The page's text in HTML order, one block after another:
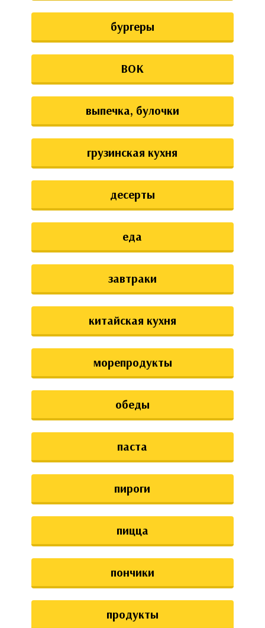
бургеры
ВОК
выпечка, булочки
грузинская кухня
десерты
еда
завтраки
китайская кухня
морепродукты
обеды
паста
пироги
пицца
пончики
продукты